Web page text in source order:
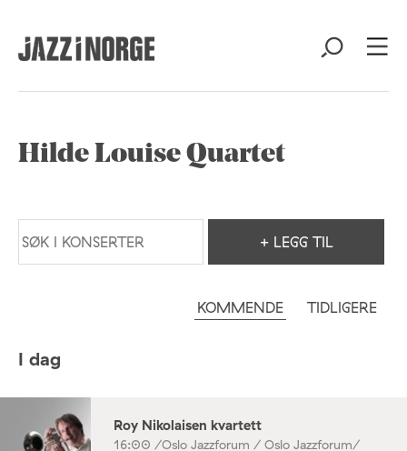
Hilde Louise Quartet
+ LEGG TIL
KOMMENDE TIDLIGERE
I dag
Roy Nikolaisen kvartett
16:00 /Oslo Jazzforum / Oslo Jazzforum/